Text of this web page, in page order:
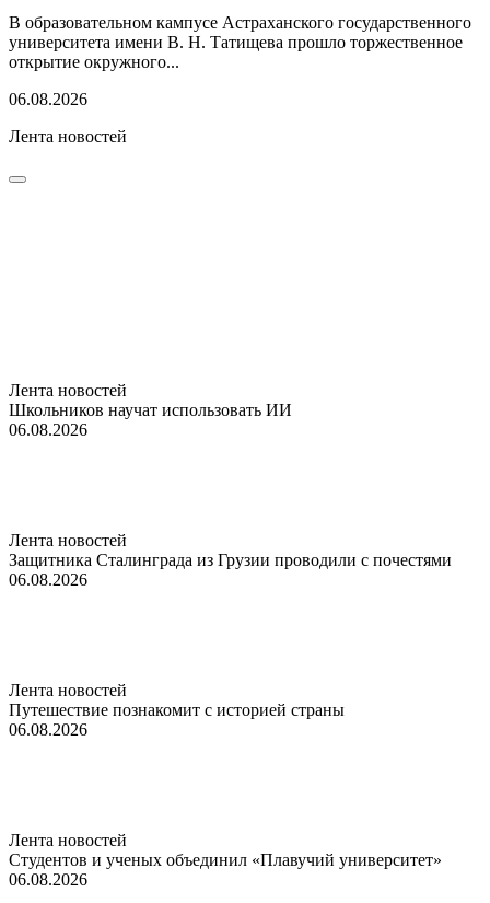
В образовательном кампусе Астраханского государственного
университета имени В. Н. Татищева прошло торжественное
открытие окружного...
06.08.2026
Лента новостей
Лента новостей
Школьников научат использовать ИИ
06.08.2026
Лента новостей
Защитника Сталинграда из Грузии проводили с почестями
06.08.2026
Лента новостей
Путешествие познакомит с историей страны
06.08.2026
Лента новостей
Студентов и ученых объединил «Плавучий университет»
06.08.2026